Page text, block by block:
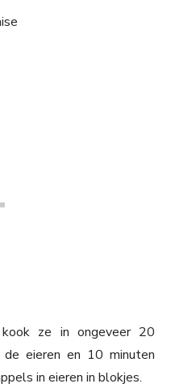
ze in ongeveer 20
eieren en 10 minuten
in eieren in blokjes.